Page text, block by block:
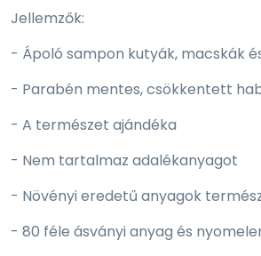
Jellemzők:
- Ápoló sampon kutyák, macskák
- Parabén mentes, csökkentett
- A természet ajándéka
- Nem tartalmaz adalékanyagot
- Növényi eredetű anyagok
- 80 féle ásványi anyag és